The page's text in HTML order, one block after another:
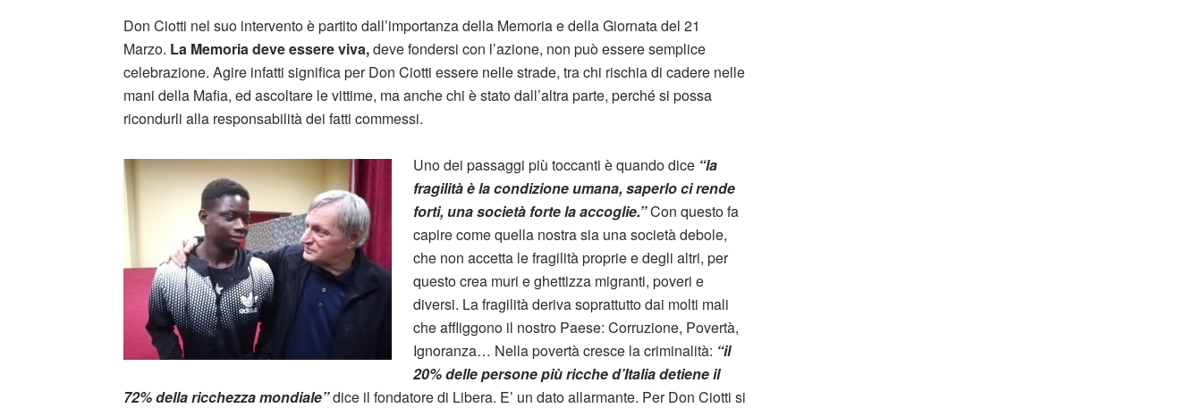
Don Ciotti nel suo intervento è partito dall’importanza della Memoria e della Giornata del 21
Marzo. La Memoria deve essere viva,deve fondersi con l’azione, non può essere semplice
celebrazione. Agire infatti significa per Don Ciotti essere nelle strade, tra chi rischia di cadere nelle
mani della Mafia, ed ascoltare le vittime, ma anche chi è stato dall’altra parte, perché si possa
ricondurli alla responsabilità dei fatti commessi.
Uno dei passaggi più toccanti è quando dice “la
fragilitàè la condizione umana, saperlo ci rende
forti, una società forte la accoglie.”Con questo fa
capire come quella nostra sia una società debole,
che non accetta le fragilità proprie e degli altri, per
questo crea muri e ghettizza migranti, poveri e
diversi. La fragilità deriva soprattutto dai molti mali
che affliggono il nostro Paese: Corruzione, Povertà,
Ignoranza… Nella povertà cresce la criminalità: “il
20% delle persone più ricche d’Italia detiene il
72% della ricchezza mondiale”dice il fondatore di Libera. E’ un dato allarmante. Per Don Ciotti si